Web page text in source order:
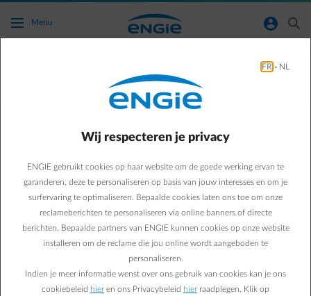
Ga naar de hoofdinhoud
Menu normal-account-circle search
Heb ik recht op een premie voor mijn
zonnepanelen, mijn digitale meter of mijn
Ontdek het hier.
FR - NL
Wij respecteren je privacy
ENGIE gebruikt cookies op haar website om de goede werking ervan te
garanderen, deze te personaliseren op basis van jouw interesses en om je
surfervaring te optimaliseren. Bepaalde cookies laten ons toe om onze
reclameberichten te personaliseren via online banners of directe
berichten. Bepaalde partners van ENGIE kunnen cookies op onze website
installeren om de reclame die jou online wordt aangeboden te
personaliseren.
Indien je meer informatie wenst over ons gebruik van cookies kan je ons
cookiebeleid hier en ons Privacybeleid hier raadplegen. Klik op